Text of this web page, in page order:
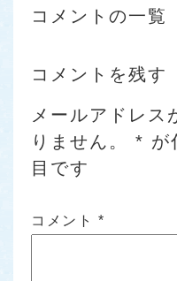
コメントの一覧
コメントを残す
メールアドレス
りません。
* が
目です
コメント *